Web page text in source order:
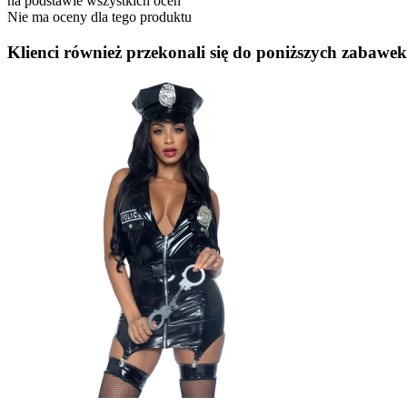
Nie ma oceny dla tego produktu
Klienci również przekonali się do poniższych